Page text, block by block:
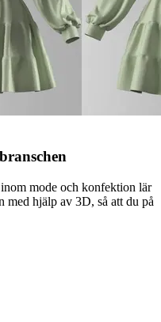
mode och konfektion lär
med hjälp av 3D, så att du på